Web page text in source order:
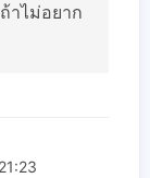
าไม่อยาก